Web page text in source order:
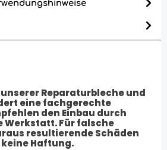
Reparaturbleche und
eine fachgerechte
den Einbau durch
Werkstatt. Für falsche
resultierende Schäden
Haftung.